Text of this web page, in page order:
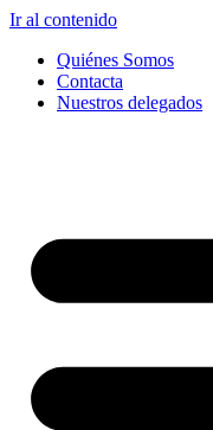
Ir al contenido
Quiénes Somos
Contacta
Nuestros delegados